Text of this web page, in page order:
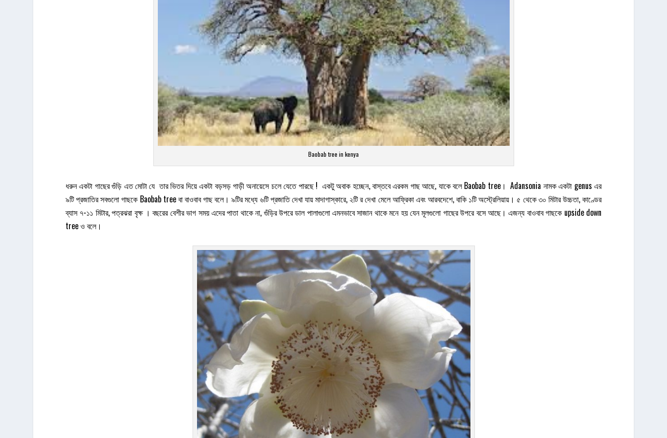
Baobab tree in kenya
ধরুন একটা গাছের গুঁড়ি এত মোটা যে তার ভিতর দিয়ে একটা বড়সড় গাড়ী অনায়েসে চলে যেতে পারছে ! একটু অবাক হচ্ছেন, বাস্তবে এরকম গাছ আছে, যাকে বলে Baobab tree। Adansonia নামক একটা genus এর
৯টি প্রজাতির সবগুলো গাছকে Baobab tree বা বাওবাব গাছ বলে। ৯টির মধ্যে ৬টি প্রজাতি দেখা যায় মাদাগাস্কারে, ২টি র দেখা মেলে আফ্রিকা এবং আরবদেশে, বাকি ১টি অস্ট্রেলিয়ায়। ৫ থেকে ৩০ মিটার উচ্চতা, কাণ্ডের
ব্যাস ৭-১১ মিটার, পত্রঝরা বৃক্ষ । বছরের বেশীর ভাগ সময় এদের পাতা থাকে না, গুঁড়ির উপরে ডাল পালাগুলো এমনভাবে সাজান থাকে মনে হয় যেন মূলগুলো গাছের উপরে বসে আছে। এজন্য বাওবাব গাছকে upside down
tree ও বলে।